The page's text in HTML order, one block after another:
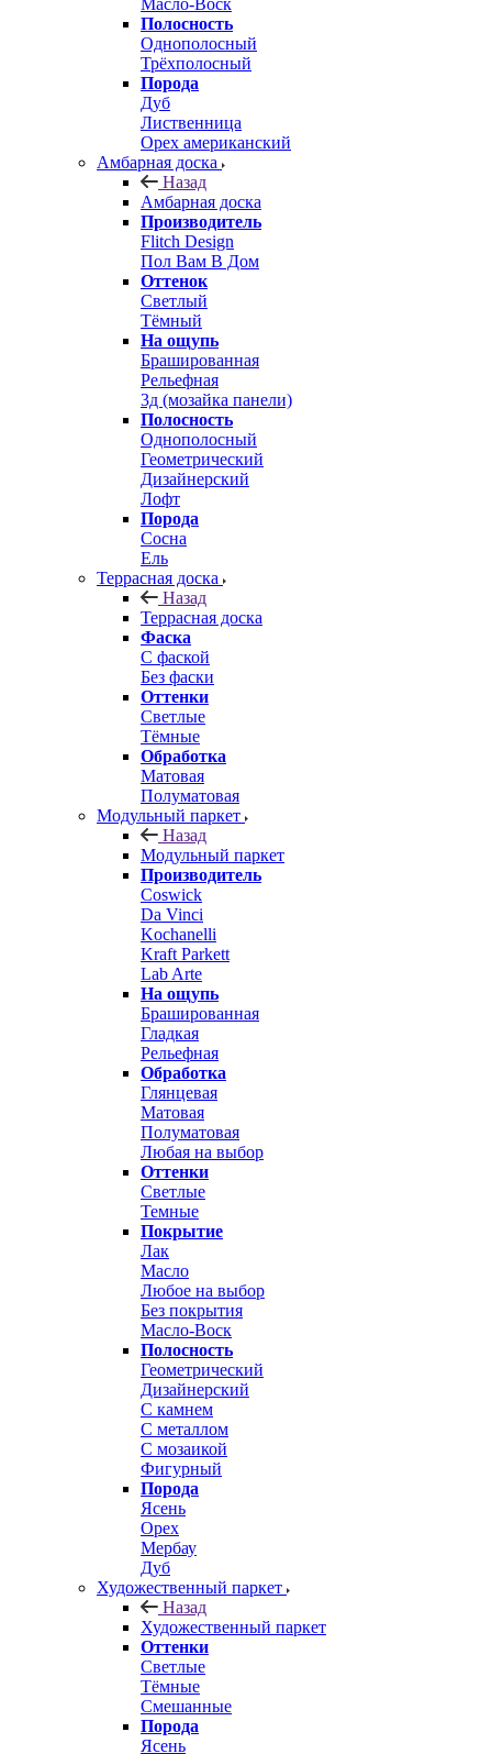
Масло-Воск
Полосность
Однополосный
Трёхполосный
Порода
Дуб
Лиственница
Орех американский
Амбарная доска
Назад
Амбарная доска
Производитель
Flitch Design
Пол Вам В Дом
Оттенок
Светлый
Тёмный
На ощупь
Брашированная
Рельефная
3д (мозайка панели)
Полосность
Однополосный
Геометрический
Дизайнерский
Лофт
Порода
Сосна
Ель
Террасная доска
Назад
Террасная доска
Фаска
С фаской
Без фаски
Оттенки
Светлые
Тёмные
Обработка
Матовая
Полуматовая
Модульный паркет
Назад
Модульный паркет
Производитель
Coswick
Da Vinci
Kochanelli
Kraft Parkett
Lab Arte
На ощупь
Брашированная
Гладкая
Рельефная
Обработка
Глянцевая
Матовая
Полуматовая
Любая на выбор
Оттенки
Светлые
Темные
Покрытие
Лак
Масло
Любое на выбор
Без покрытия
Масло-Воск
Полосность
Геометрический
Дизайнерский
С камнем
С металлом
С мозаикой
Фигурный
Порода
Ясень
Орех
Мербау
Дуб
Художественный паркет
Назад
Художественный паркет
Оттенки
Светлые
Тёмные
Смешанные
Порода
Ясень